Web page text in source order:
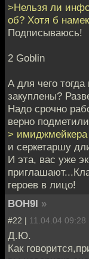
>Нельзя ли
об? Хотя б
Подписываюсь!
2 Goblin
А для чего
закуплены?
Надо срочно
верно подметили
> имиджмейкера
и серкетаршу
И эта, вас уже
героев в лицо!
BOH9I »
#22 | 11.04.04 09:28
Д.Ю.
Как